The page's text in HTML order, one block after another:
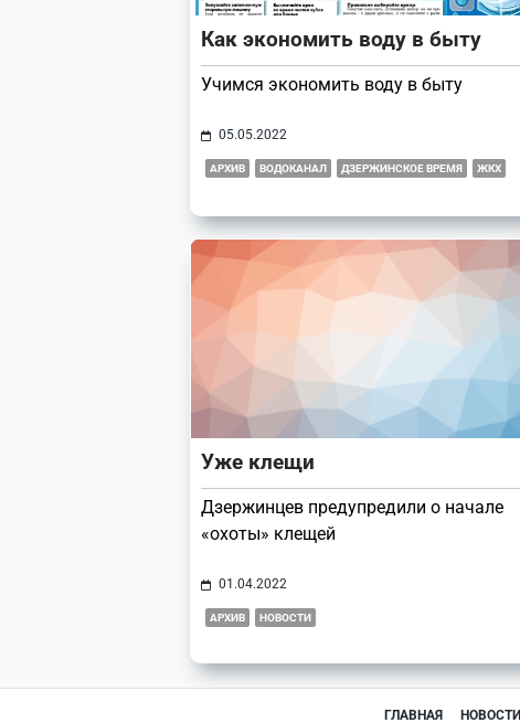
Как экономить воду в быту
Учимся экономить воду в быту
05.05.2022
АРХИВ ВОДОКАНАЛ ДЗЕРЖИНСКОЕ ВРЕМЯ ЖКХ
Уже клещи
Дзержинцев предупредили о начале
«охоты» клещей
01.04.2022
АРХИВ НОВОСТИ
ГЛАВНАЯ НОВОСТИ